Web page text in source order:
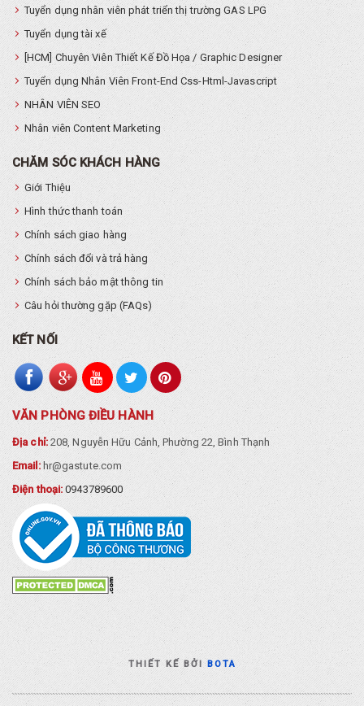
Tuyển dụng nhân viên phát triển thị trường GAS LPG
Tuyển dụng tài xế
[HCM] Chuyên Viên Thiết Kế Đồ Họa / Graphic Designer
Tuyển dụng Nhân Viên Front-End Css-Html-Javascript
NHÂN VIÊN SEO
Nhân viên Content Marketing
CHĂM SÓC KHÁCH HÀNG
Giới Thiệu
Hình thức thanh toán
Chính sách giao hàng
Chính sách đổi và trả hàng
Chính sách bảo mật thông tin
Câu hỏi thường gặp (FAQs)
KẾT NỐI
VĂN PHÒNG ĐIỀU HÀNH
Địa chỉ:208, Nguyễn Hữu Cảnh, Phường 22, Bình Thạnh
Email: hr@gastute.com
Điện thoại:0943789600
THIẾT KẾ BỞIBOTA